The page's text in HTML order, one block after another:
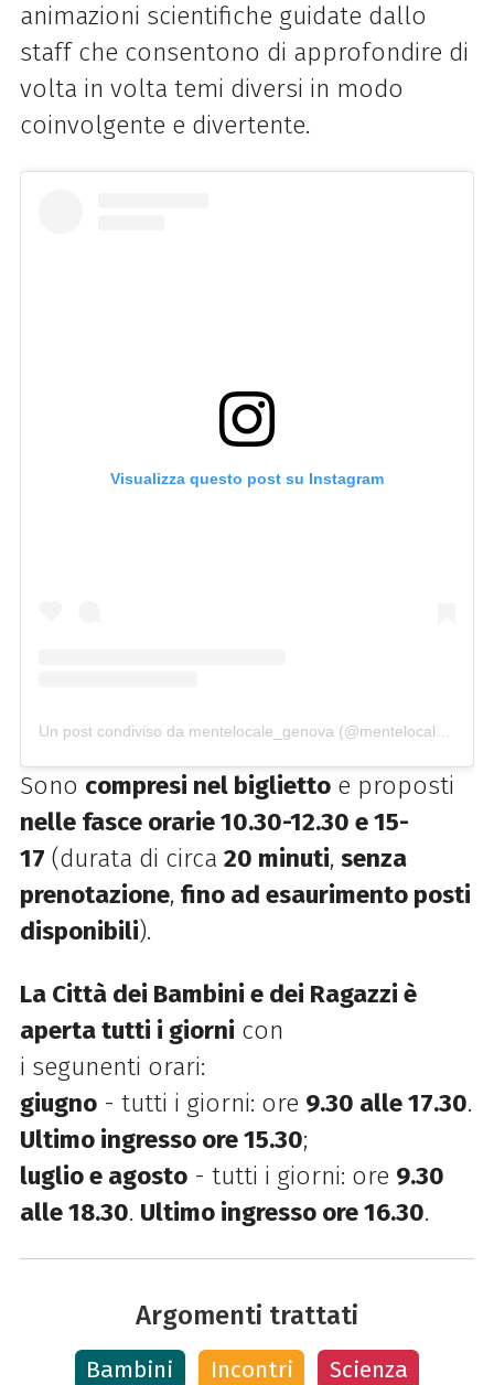
animazioni scientifiche guidate dallo
staff che consentono di approfondire di
volta in volta temi diversi in modo
coinvolgente e divertente.
Visualizza questo post su Instagram
Un post condiviso da mentelocale_genova (@mentelocale_genova)
Sono compresi nel bigliettoe proposti
nelle fasce orarie 10.30-12.30 e 15-
17 (durata di circa 20 minuti, senza
prenotazione, fino ad esaurimento posti
disponibili).
La Città dei Bambini e dei Ragazzi è
aperta tutti i giorni con
i segunenti orari:
giugno- tutti i giorni: ore 9.30 alle 17.30.
Ultimo ingresso ore 15.30;
luglio e agosto- tutti i giorni: ore 9.30
alle 18.30. Ultimo ingresso ore 16.30.
Argomenti trattati
Bambini Incontri Scienza